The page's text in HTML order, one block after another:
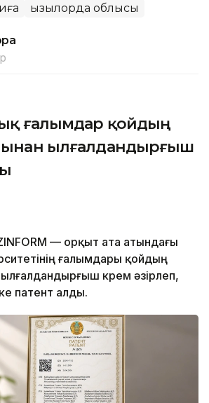
Қызылорда облысы
ғалымдар қойдың
ылғалдандырғыш
— Қорқыт ата атындағы
ғалымдары қойдың
крем әзірлеп,
патент алды.